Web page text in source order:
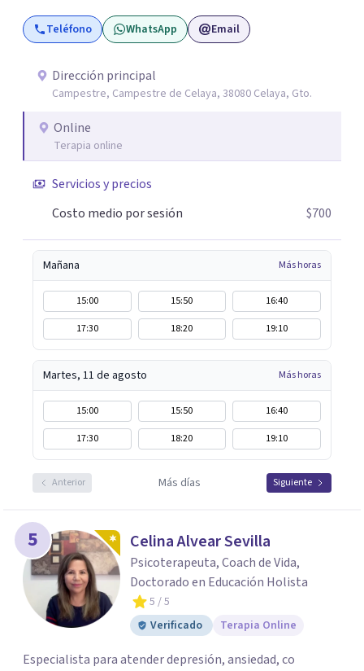
formación y actualización para brindar el
acompañamiento más efectivo a cada persona. Ofrezco
alimentación consciente, adaptado a las necesidades de
cada paciente y su familia. Atiendo de forma online.
Puedes reservar tu primera sesión directamente desde mi
perfil.
Teléfono WhatsApp Email
Dirección principal
Campestre, Campestre de Celaya, 38080 Celaya, Gto.
Online
Terapia online
Servicios y precios
Costo medio por sesión
$700
Mañana Más horas
15:00 15:50
16:40
17:30
18:20 19:10
Martes, 11 de agosto Más horas
15:00 15:50
16:40
17:30
18:20 19:10
Anterior Más días Siguiente
5 Celina Alvear Sevilla
Psicoterapeuta, Coach de Vida,
Doctorado en Educación Holista
5 / 5
Verificado
Terapia Online
Especialista para atender depresión, ansiedad, co